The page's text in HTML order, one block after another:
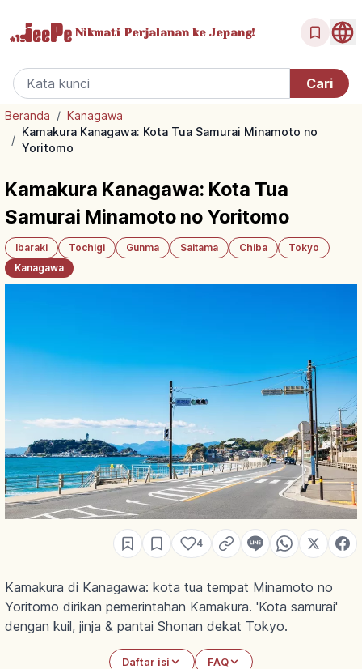
Nikmati Perjalanan ke Jepang!
Beranda / Kanagawa
/
Kamakura Kanagawa: Kota Tua Samurai Minamoto no
Yoritomo
Kamakura Kanagawa: Kota Tua
Samurai Minamoto no Yoritomo
Ibaraki Tochigi Gunma Saitama Chiba
Tokyo
Kanagawa
4
Kamakura di Kanagawa: kota tua tempat Minamoto no
Yoritomo dirikan pemerintahan Kamakura. 'Kota samurai'
dengan kuil, jinja & pantai Shonan dekat Tokyo.
Daftar isi FAQ